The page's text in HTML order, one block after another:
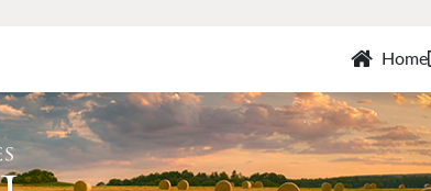
Home